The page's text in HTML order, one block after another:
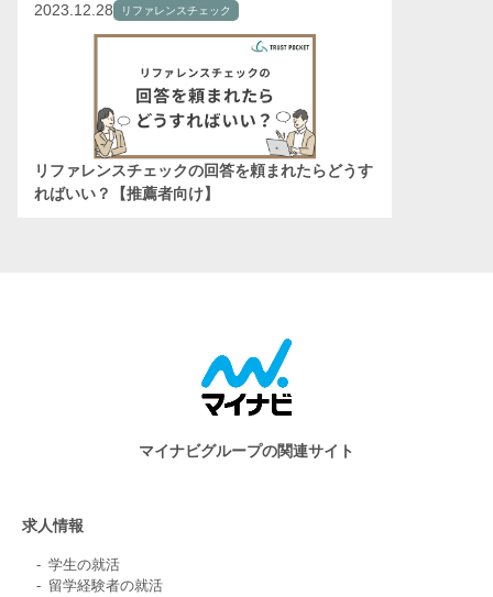
2023.12.28 リファレンスチェック
リファレンスチェックの回答を頼まれたらどうす
ればいい？【推薦者向け】
マイナビグループの関連サイト
求人情報
学生の就活
留学経験者の就活